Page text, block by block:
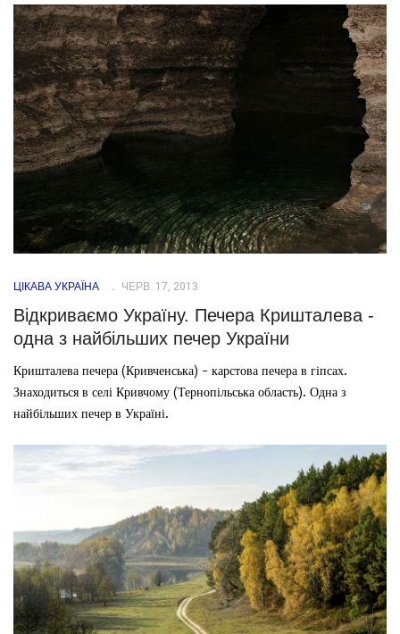
ЦІКАВА УКРАЇНА ЧЕРВ. 17, 2013
Відкриваємо Україну. Печера Кришталева -
одна з найбільших печер України
Кришталева печера (Кривченська) - карстова печера в гіпсах.
Знаходиться в селі Кривчому (Тернопільська область). Одна з
найбільших печер в Україні.